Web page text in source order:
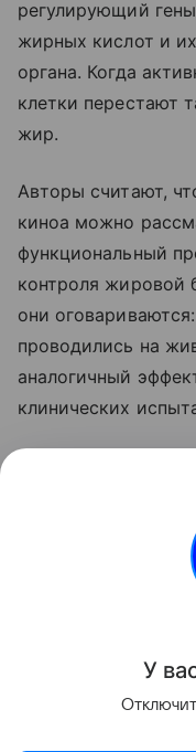
регулирующий
жирных кислот и
органа. Когда
клетки перестают
жир.
Авторы считают,
киноа можно
функциональный
контроля жировой
они
проводились на
аналогичный
клинических
жировой болезни
Красота и
У